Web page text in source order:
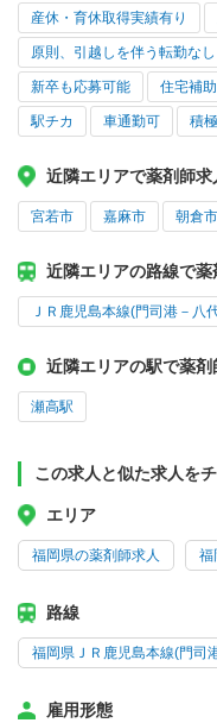
産休・育休取得実績有り
原則、引越しを伴う転勤なし
新卒も応募可能 住宅補
駅チカ 車通勤可 積
近隣エリアで薬剤師求
宮若市 嘉麻市 朝倉市
近隣エリアの路線で
ＪＲ鹿児島本線(門司港－八
近隣エリアの駅で薬
瀬高駅
この求人と似た求人を
エリア
福岡県の薬剤師求人 福
路線
福岡県ＪＲ鹿児島本線(門司
雇用形態